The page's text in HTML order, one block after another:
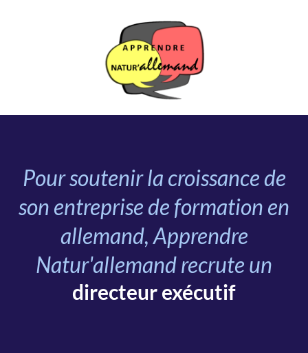
Pour soutenir la croissance de
son entreprise de formation en
allemand, Apprendre
Natur'allemand recrute un
directeur exécutif